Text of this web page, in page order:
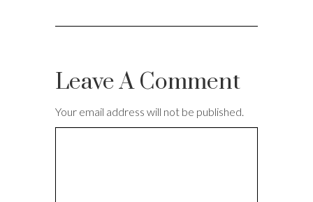
Leave A Comment
Your email address will not be published.